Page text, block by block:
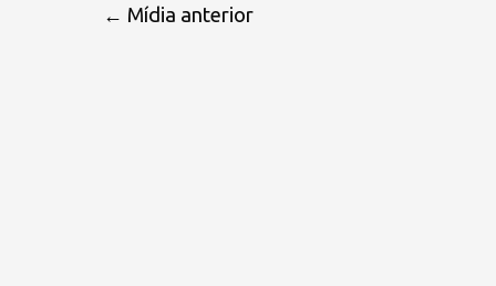
← Mídia anterior